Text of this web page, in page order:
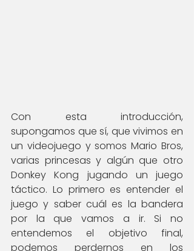
Con esta introducción,
supongamos que sí, que vivimos en
un videojuego y somos Mario Bros,
varias princesas y algún que otro
Donkey Kong jugando un juego
táctico. Lo primero es entender el
juego y saber cuál es la bandera
por la que vamos a ir. Si no
entendemos el objetivo final,
podemos perdernos en los